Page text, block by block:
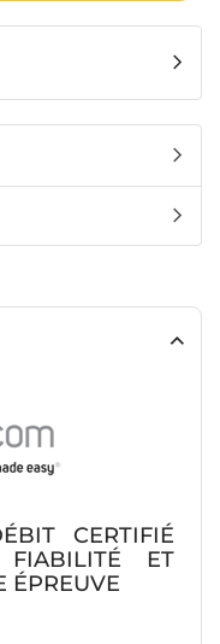
CERTIFIÉ
FIABILITÉ ET
ÉPREUVE